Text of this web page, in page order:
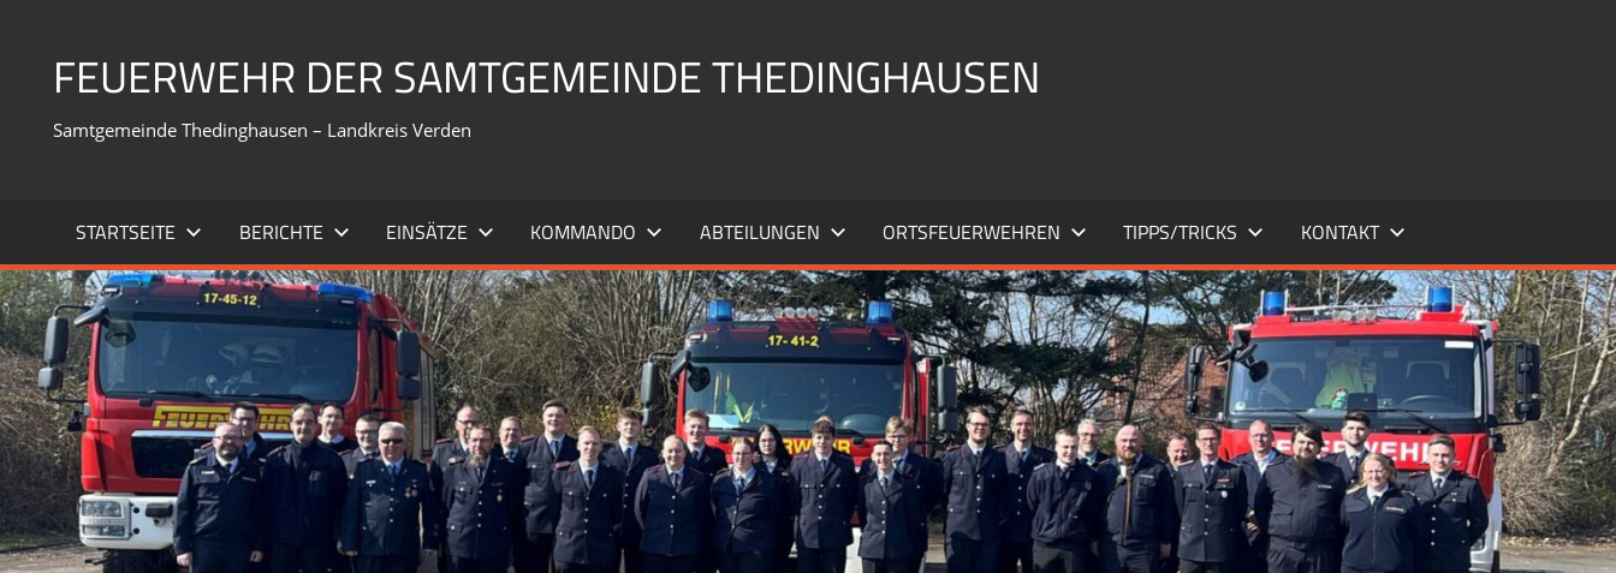
springenFEUERWEHR DER SAMTGEMEINDE THEDINGHAUSEN
Samtgemeinde Thedinghausen – Landkreis Verden
STARTSEITE BERICHTE EINSÄTZE KOMMANDO ABTEILUNGEN ORTSFEUERWEHREN TIPPS/TRICKS KONTAKT